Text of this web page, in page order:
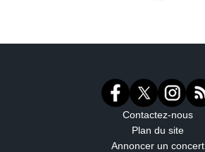
Contactez-nous
Plan du site
Annoncer un concert